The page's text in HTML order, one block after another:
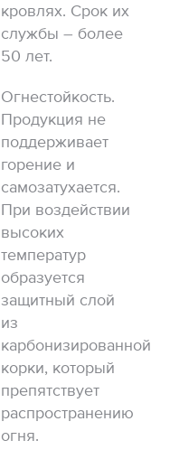
кровлях. Срок их
службы – более
50 лет.
Огнестойкость.
Продукция не
поддерживает
горение и
самозатухается.
При воздействии
высоких
температур
образуется
защитный слой
из
карбонизированной
корки, который
препятствует
распространению
огня.